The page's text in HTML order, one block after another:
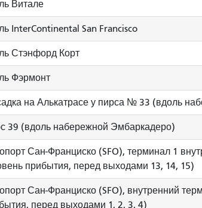
Витале
InterContinental San Francisco
Стэнфорд Корт
Фэрмонт
на Алькатрасе у пирса № 33 (вдоль
39 (вдоль набережной Эмбаркадеро)
Сан-Франциско (SFO), терминал 1
прибытия, перед выходами 13, 14, 15)
Сан-Франциско (SFO), внутренний
перед выходами 1, 2, 3, 4)